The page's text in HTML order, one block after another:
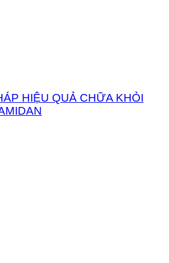
HIỆU QUẢ CHỮA KHỎI